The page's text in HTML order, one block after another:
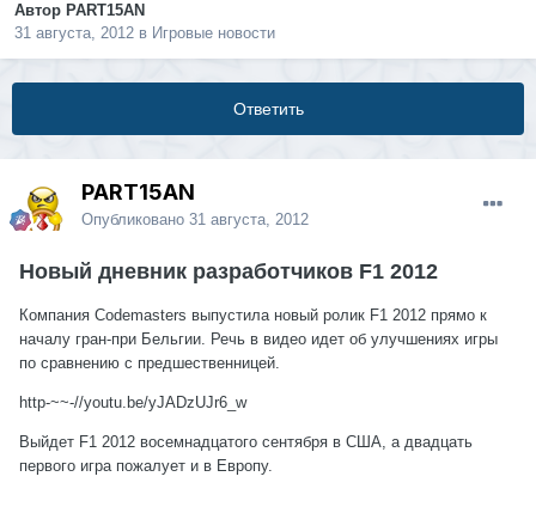
Автор PART15AN
31 августа, 2012 в Игровые новости
Ответить
PART15AN
Опубликовано 31 августа, 2012
Новый дневник разработчиков F1 2012
Компания Codemasters выпустила новый ролик F1 2012 прямо к
началу гран-при Бельгии. Речь в видео идет об улучшениях игры
по сравнению с предшественницей.
http-~~-//youtu.be/yJADzUJr6_w
Выйдет F1 2012 восемнадцатого сентября в США, а двадцать
первого игра пожалует и в Европу.